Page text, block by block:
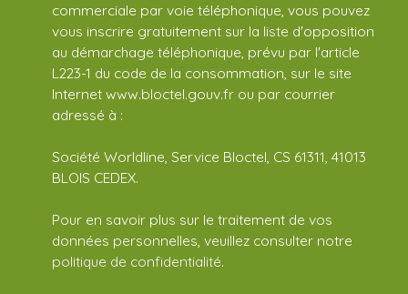
commerciale par voie téléphonique, vous pouvez
vous inscrire gratuitement sur la liste d'opposition
au démarchage téléphonique, prévu par l'article
L223-1 du code de la consommation, sur le site
Internet www.bloctel.gouv.fr ou par courrier
adressé à :
Société Worldline, Service Bloctel, CS 61311, 41013
BLOIS CEDEX.
Pour en savoir plus sur le traitement de vos
données personnelles, veuillez consulter notre
politique de confidentialité.